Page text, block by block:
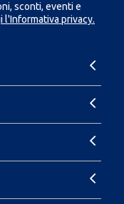
sconti, eventi e
l'Informativa privacy.